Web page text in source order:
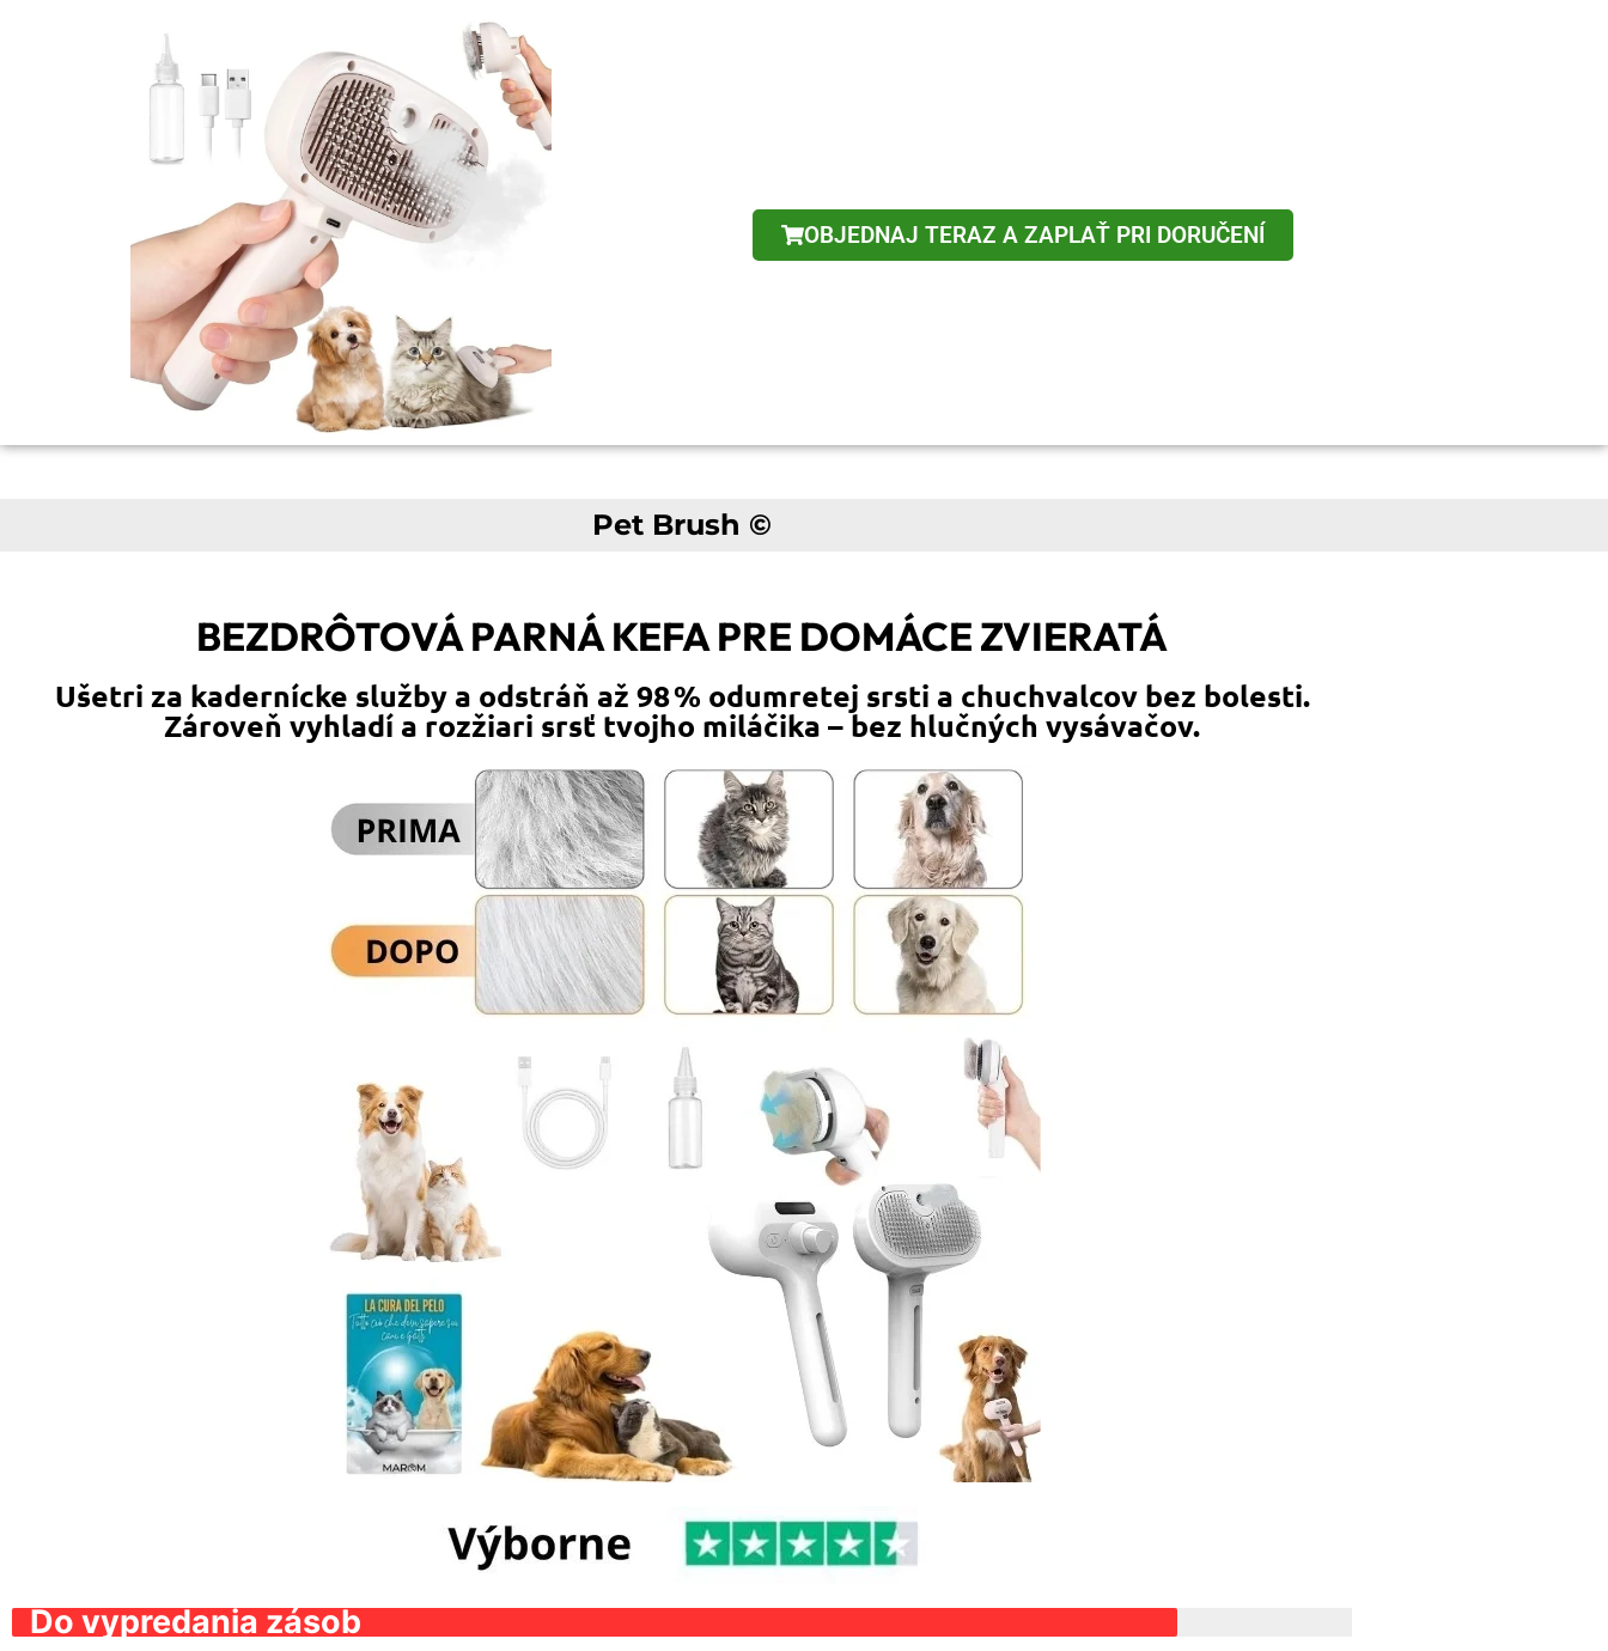
OBJEDNAJ TERAZ A ZAPLAŤ PRI DORUČENÍ
Pet Brush ©
BEZDRÔTOVÁ PARNÁ KEFA PRE DOMÁCE ZVIERATÁ
Ušetri za kadernícke služby a odstráň až 98 % odumretej srsti a chuchvalcov bez bolesti.
Zároveň vyhladí a rozžiari srsť tvojho miláčika – bez hlučných vysávačov.
Do vypredania zásob